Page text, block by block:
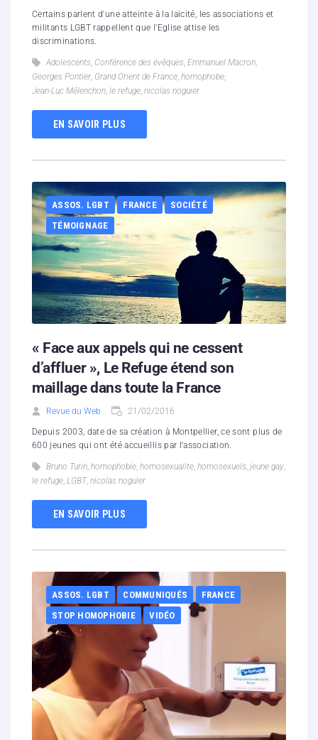
Certains parlent d'une atteinte à la laïcité, les associations et
militants LGBT rappellent que l'Eglise attise les
discriminations.
Adolescents, Conférence des évêques, Emmanuel Macron,
Georges Pontier, Grand Orient de France, homophobe,
Jean-Luc Mélenchon, le refuge, nicolas noguier
EN SAVOIR PLUS
ASSOS. LGBT FRANCE
SOCIÉTÉ
TÉMOIGNAGE
« Face aux appels qui ne cessent
d’affluer », Le Refuge étend son
maillage dans toute la France
Revue du Web 21/02/2016
Depuis 2003, date de sa création à Montpellier, ce sont plus de
600 jeunes qui ont été accueillis par l'association.
Bruno Turin, homophobie, homosexualite, homosexuels, jeune gay,
le refuge, LGBT, nicolas noguier
EN SAVOIR PLUS
ASSOS. LGBT COMMUNIQUÉS
FRANCE
STOP HOMOPHOBIE
VIDÉO